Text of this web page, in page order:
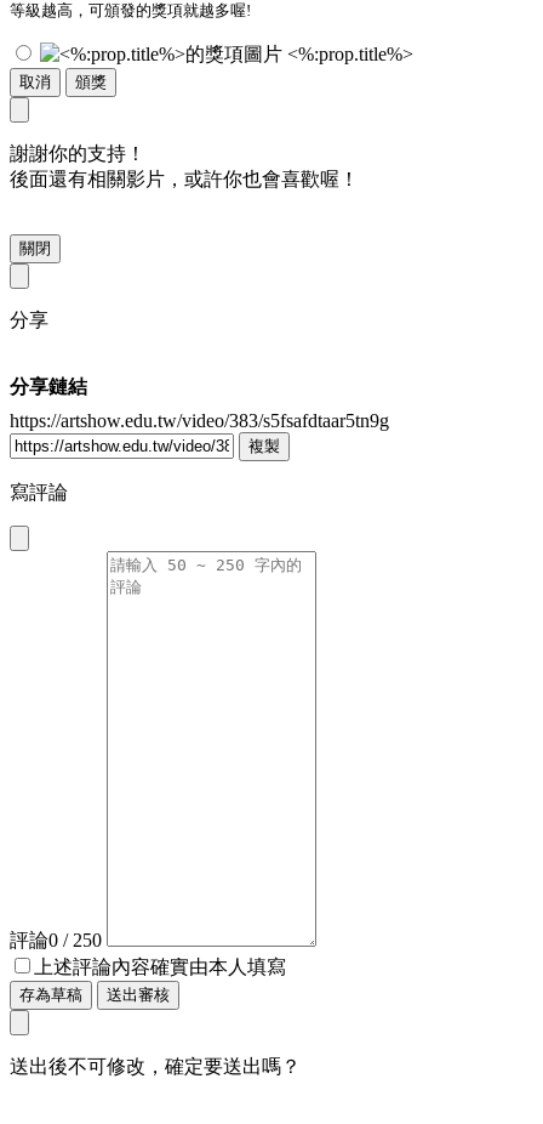
等級越高，可頒發的獎項就越多喔!
<%:prop.title%>
取消 頒獎
謝謝你的支持！
後面還有相關影片，或許你也會喜歡喔！
關閉
分享
分享鏈結
https://artshow.edu.tw/video/383/s5fsafdtaar5tn9g
複製
寫評論
評論0 / 250
上述評論內容確實由本人填寫
存為草稿 送出審核
送出後不可修改，確定要送出嗎？